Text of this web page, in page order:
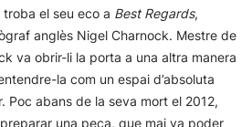
el seu eco a Best Regards,
anglès Nigel Charnock. Mestre de
va obrir-li la porta a una altra manera
la com un espai d’absoluta
Poc abans de la seva mort el 2012,
una peça, que mai va poder